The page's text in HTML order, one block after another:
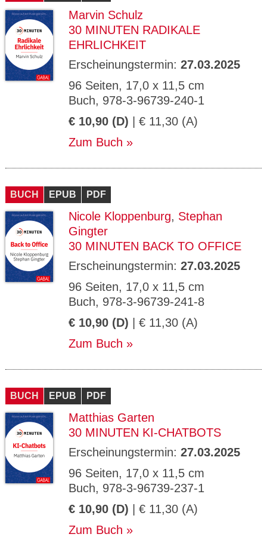
Marvin Schulz
30 MINUTEN RADIKALE
EHRLICHKEIT
Erscheinungstermin: 27.03.2025
96 Seiten, 17,0 x 11,5 cm
Buch, 978-3-96739-240-1
€ 10,90 (D) | € 11,30 (A)
Zum Buch
BUCH EPUB PDF
Nicole Kloppenburg, Stephan
Gingter
30 MINUTEN BACK TO OFFICE
Erscheinungstermin: 27.03.2025
96 Seiten, 17,0 x 11,5 cm
Buch, 978-3-96739-241-8
€ 10,90 (D) | € 11,30 (A)
Zum Buch
BUCH EPUB PDF
Matthias Garten
30 MINUTEN KI-CHATBOTS
Erscheinungstermin: 27.03.2025
96 Seiten, 17,0 x 11,5 cm
Buch, 978-3-96739-237-1
€ 10,90 (D) | € 11,30 (A)
Zum Buch